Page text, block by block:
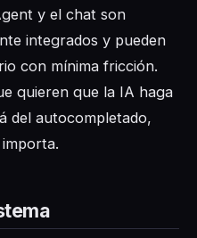
y el chat son
integrados y pueden
con mínima fricción.
quieren que la IA haga
del autocompletado,